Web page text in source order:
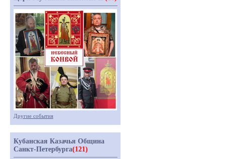
Другие события
Кубанская Казачья Община
Санкт-Петербурга(121)